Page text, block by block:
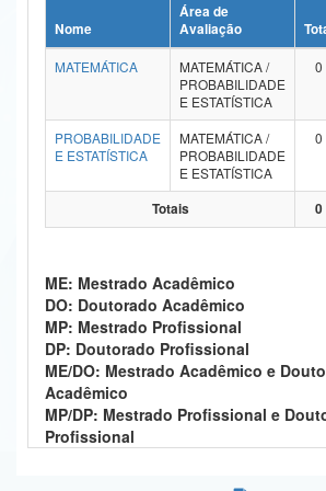
Ministério da Ciência, Tecnologia, Inovações e
Ministério do Meio Ambiente
Ministério do Desenvolvimento Regional
Controladoria-Geral da União
Secretaria-Geral
Secretaria de Governo
Gabinete de Segurança Institucional
Advocacia-Geral da União
Nome
Área de
Avaliação
MATEMÁTICA
MATEMÁTICA /
PROBABILIDADE
E ESTATÍSTICA
0
PROBABILIDADE
E ESTATÍSTICA
MATEMÁTICA /
PROBABILIDADE
E ESTATÍSTICA
0
Totais 0
ME: Mestrado Acadêmico
DO: Doutorado Acadêmico
MP: Mestrado Profissional
DP: Doutorado Profissional
ME/DO: Mestrado Acadêmico e
Acadêmico
MP/DP: Mestrado Profissional e
Profissional